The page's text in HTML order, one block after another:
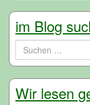
im Blog
Suchen
nach:
Wir lesen